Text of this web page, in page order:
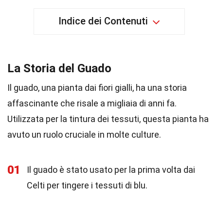
Indice dei Contenuti
La Storia del Guado
Il guado, una pianta dai fiori gialli, ha una storia
affascinante che risale a migliaia di anni fa.
Utilizzata per la tintura dei tessuti, questa pianta ha
avuto un ruolo cruciale in molte culture.
01
Il guado è stato usato per la prima volta dai
Celti per tingere i tessuti di blu.